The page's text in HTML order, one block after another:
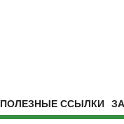
ПОЛЕЗНЫЕ ССЫЛКИ